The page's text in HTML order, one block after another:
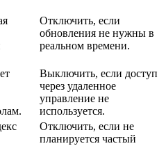
Отключить, если
обновления не нужны в
реальном времени.
Выключить, если доступ
через удаленное
управление не
используется.
Отключить, если не
планируется частый